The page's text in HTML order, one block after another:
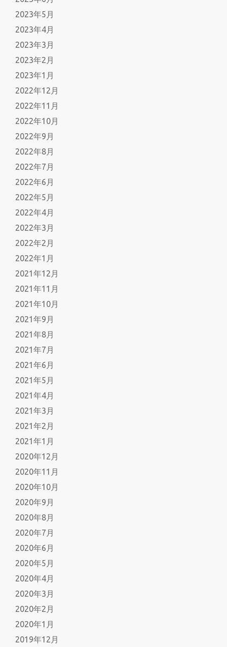
2023年5月
2023年4月
2023年3月
2023年2月
2023年1月
2022年12月
2022年11月
2022年10月
2022年9月
2022年8月
2022年7月
2022年6月
2022年5月
2022年4月
2022年3月
2022年2月
2022年1月
2021年12月
2021年11月
2021年10月
2021年9月
2021年8月
2021年7月
2021年6月
2021年5月
2021年4月
2021年3月
2021年2月
2021年1月
2020年12月
2020年11月
2020年10月
2020年9月
2020年8月
2020年7月
2020年6月
2020年5月
2020年4月
2020年3月
2020年2月
2020年1月
2019年12月